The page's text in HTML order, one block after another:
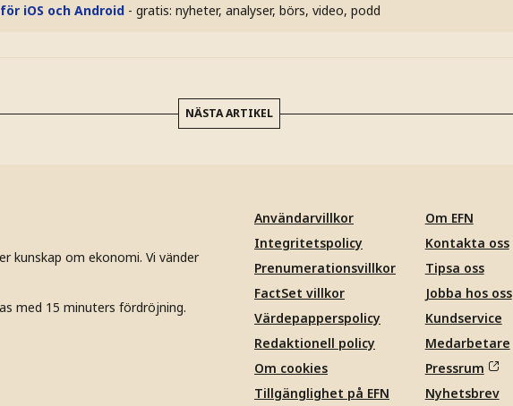
iOS och Android - gratis: nyheter, analyser, börs, video, podd
NÄSTA ARTIKEL
kunskap om ekonomi. Vi vänder
med 15 minuters fördröjning.
Användarvillkor
Integritetspolicy
Prenumerationsvillkor
FactSet villkor
Värdepapperspolicy
Redaktionell policy
Om cookies
Tillgänglighet på EFN
Om EFN
Kontakta oss
Tipsa oss
Jobba hos oss
Kundservice
Medarbetare
Pressrum
Nyhetsbrev